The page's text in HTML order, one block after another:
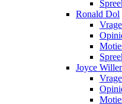
Ronald Dol
Joyce